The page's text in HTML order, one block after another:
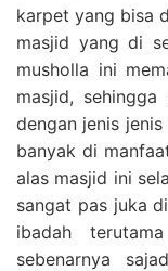
karpet yang bisa
masjid yang di
musholla ini
masjid,
dengan jenis
banyak di
alas masjid ini
sangat pas juka
ibadah
sebenarnya